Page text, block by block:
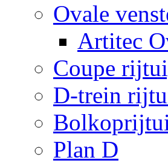
Ovale
Artitec
Coupe
D-trein
Plan D